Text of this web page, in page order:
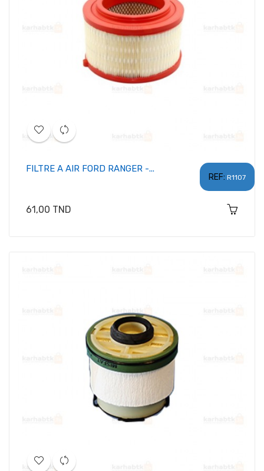
REF: R1107
FILTRE A AIR FORD RANGER -...
Prix
61,00 TND